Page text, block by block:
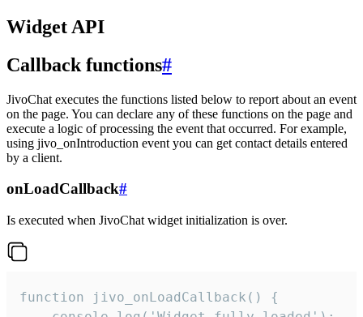
Widget API
Callback functions#
JivoChat executes the functions listed below to report about an event
on the page. You can declare any of these functions on the page and
execute a logic of processing the event that occurred. For example,
using jivo_onIntroduction event you can get contact details entered
by a client.
onLoadCallback#
Is executed when JivoChat widget initialization is over.
function jivo_onLoadCallback() {